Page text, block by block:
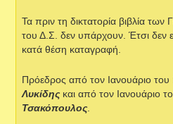
Τα πριν τη δικτατορία βιβλία των
του Δ.Σ. δεν υπάρχουν. Έτσι δεν
κατά θέση καταγραφή.
Πρόεδρος από τον Ιανουάριο
Λυκίδης και από τον Ιανουάριο
Τσακόπουλος